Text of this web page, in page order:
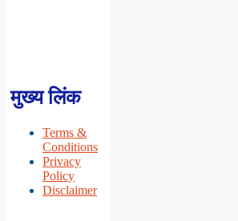
मुख्य लिंक
Terms &
Conditions
Privacy
Policy
Disclaimer